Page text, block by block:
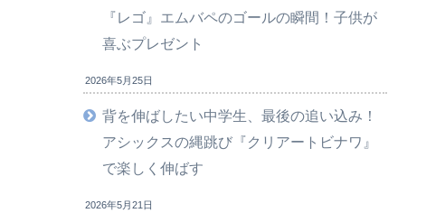
『レゴ』エムバペのゴールの瞬間！子供が
喜ぶプレゼント
2026年5月25日
背を伸ばしたい中学生、最後の追い込み！
アシックスの縄跳び『クリアートビナワ』
で楽しく伸ばす
2026年5月21日